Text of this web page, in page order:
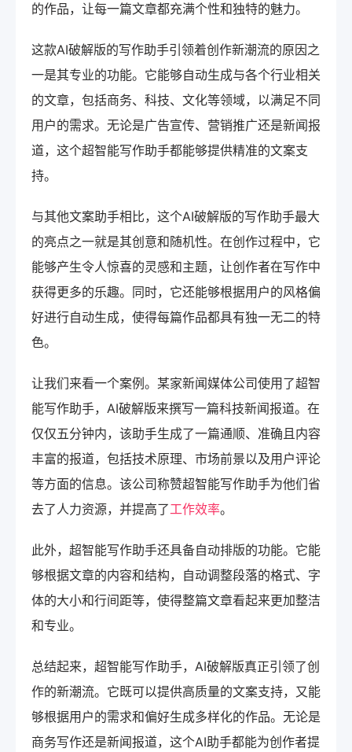
的作品，让每一篇文章都充满个性和独特的魅力。
这款AI破解版的写作助手引领着创作新潮流的原因之
一是其专业的功能。它能够自动生成与各个行业相关
的文章，包括商务、科技、文化等领域，以满足不同
用户的需求。无论是广告宣传、营销推广还是新闻报
道，这个超智能写作助手都能够提供精准的文案支
持。
与其他文案助手相比，这个AI破解版的写作助手最大
的亮点之一就是其创意和随机性。在创作过程中，它
能够产生令人惊喜的灵感和主题，让创作者在写作中
获得更多的乐趣。同时，它还能够根据用户的风格偏
好进行自动生成，使得每篇作品都具有独一无二的特
色。
让我们来看一个案例。某家新闻媒体公司使用了超智
能写作助手，AI破解版来撰写一篇科技新闻报道。在
仅仅五分钟内，该助手生成了一篇通顺、准确且内容
丰富的报道，包括技术原理、市场前景以及用户评论
等方面的信息。该公司称赞超智能写作助手为他们省
去了人力资源，并提高了工作效率。
此外，超智能写作助手还具备自动排版的功能。它能
够根据文章的内容和结构，自动调整段落的格式、字
体的大小和行间距等，使得整篇文章看起来更加整洁
和专业。
总结起来，超智能写作助手，AI破解版真正引领了创
作的新潮流。它既可以提供高质量的文案支持，又能
够根据用户的需求和偏好生成多样化的作品。无论是
商务写作还是新闻报道，这个AI助手都能为创作者提